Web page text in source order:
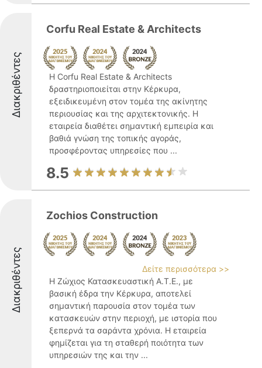
Διακριθέντες
Corfu Real Estate & Architects
Η Corfu Real Estate & Architects
δραστηριοποιείται στην Κέρκυρα,
εξειδικευμένη στον τομέα της ακίνητης
περιουσίας και της αρχιτεκτονικής. Η
εταιρεία διαθέτει σημαντική εμπειρία και
βαθιά γνώση της τοπικής αγοράς,
προσφέροντας υπηρεσίες που ...
8.5
Διακριθέντες
Zochios Construction
Δείτε περισσότερα >>
Η Ζώχιος Κατασκευαστική Α.Τ.Ε., με
βασική έδρα την Κέρκυρα, αποτελεί
σημαντική παρουσία στον τομέα των
κατασκευών στην περιοχή, με ιστορία που
ξεπερνά τα σαράντα χρόνια. Η εταιρεία
φημίζεται για τη σταθερή ποιότητα των
υπηρεσιών της και την ...